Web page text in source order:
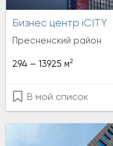
Бизнес центр iCITY
Пресненский район
294 – 13925 м2
В мой список